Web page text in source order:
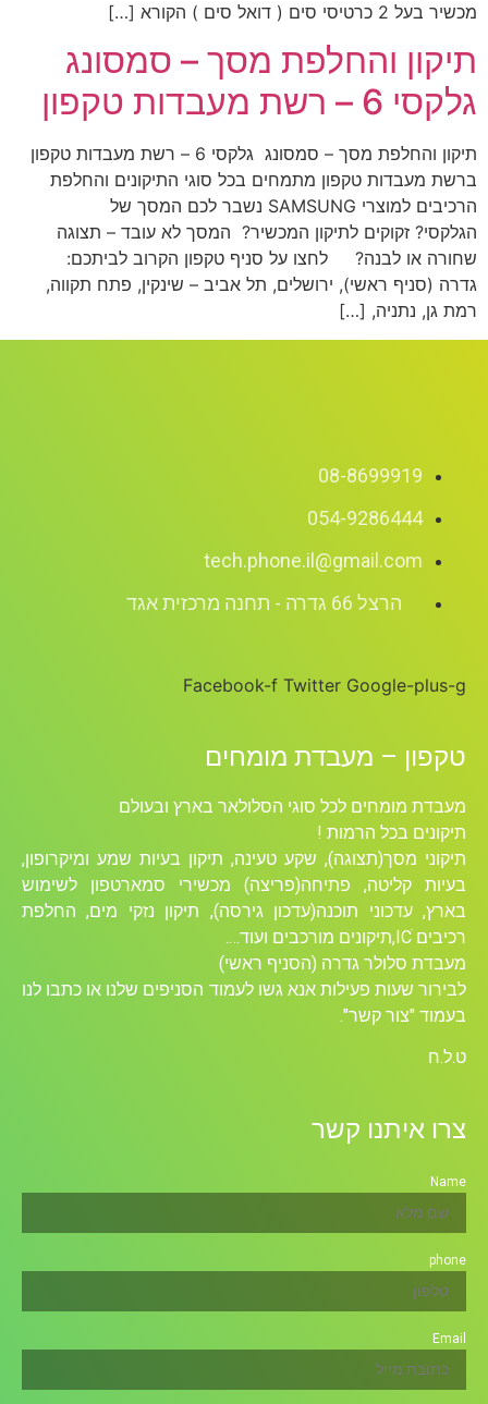
מכשיר בעל 2 כרטיסי סים ( דואל סים ) הקורא […]
תיקון והחלפת מסך – סמסונג
גלקסי 6 – רשת מעבדות טקפון
תיקון והחלפת מסך – סמסונג גלקסי 6 – רשת מעבדות טקפון
ברשת מעבדות טקפון מתמחים בכל סוגי התיקונים והחלפת
הרכיבים למוצרי SAMSUNG נשבר לכם המסך של
הגלקסי? זקוקים לתיקון המכשיר? המסך לא עובד – תצוגה
שחורה או לבנה? לחצו על סניף טקפון הקרוב לביתכם:
גדרה (סניף ראשי), ירושלים, תל אביב – שינקין, פתח תקווה,
רמת גן, נתניה, […]
08-8699919
054-9286444
tech.phone.il@gmail.com
הרצל 66 גדרה - תחנה מרכזית אגד
Facebook-f Twitter Google-plus-g
טקפון – מעבדת מומחים
מעבדת מומחים לכל סוגי הסלולאר בארץ ובעולם
תיקונים בכל הרמות !
תיקוני מסך(תצוגה), שקע טעינה, תיקון בעיות שמע ומיקרופון,
בעיות קליטה, פתיחה(פריצה) מכשירי סמארטפון לשימוש
בארץ, עדכוני תוכנה(עדכון גירסה), תיקון נזקי מים, החלפת
רכיבים ICׁ,תיקונים מורכבים ועוד….
מעבדת סלולר גדרה (הסניף ראשי)
לבירור שעות פעילות אנא גשו לעמוד הסניפים שלנו או כתבו לנו
בעמוד "צור קשר".
ט.ל.ח
צרו איתנו קשר
Name
phone
Email